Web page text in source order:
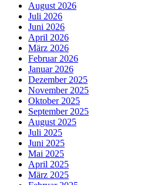
August 2026
Juli 2026
Juni 2026
April 2026
März 2026
Februar 2026
Januar 2026
Dezember 2025
November 2025
Oktober 2025
September 2025
August 2025
Juli 2025
Juni 2025
Mai 2025
April 2025
März 2025